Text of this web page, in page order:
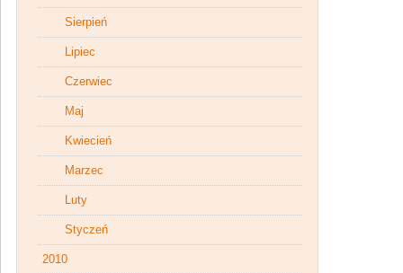
Sierpień
Lipiec
Czerwiec
Maj
Kwiecień
Marzec
Luty
Styczeń
2010